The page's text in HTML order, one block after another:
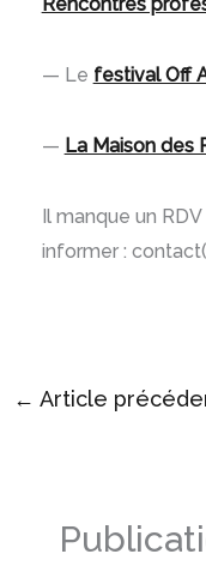
Rencontres
— Le festival Off
— La Maison des
Il manque un
informer :
← Article